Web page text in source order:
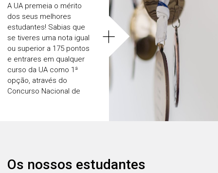
A UA premeia o mérito
dos seus melhores
estudantes! Sabias que
se tiveres uma nota igual
ou superior a 175 pontos
e entrares em qualquer
curso da UA como 1ª
opção, através do
Concurso Nacional de
reconhecido com a
+
Os nossos estudantes